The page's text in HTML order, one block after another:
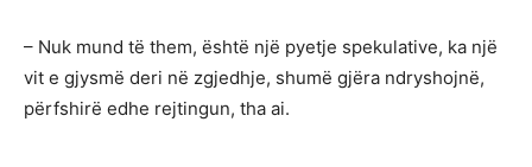
– Nuk mund të them, është një pyetje spekulative, ka një
vit e gjysmë deri në zgjedhje, shumë gjëra ndryshojnë,
përfshirë edhe rejtingun, tha ai.